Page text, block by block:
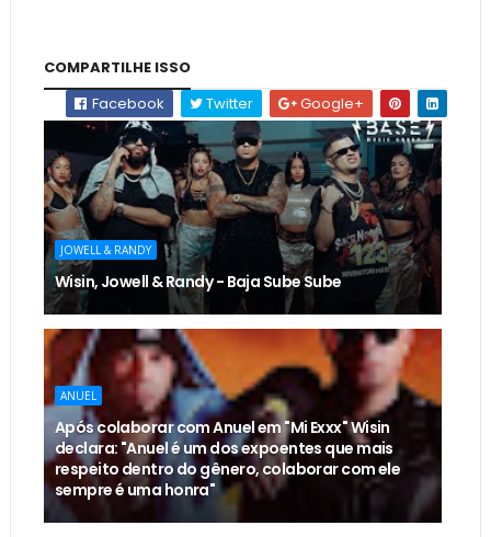
COMPARTILHE ISSO
Facebook
Twitter Google+
JOWELL & RANDY
Wisin, Jowell & Randy - Baja Sube Sube
ANUEL
Após colaborar com Anuel em "Mi Exxx" Wisin
declara: "Anuel é um dos expoentes que mais
respeito dentro do gênero, colaborar com ele
sempre é uma honra"